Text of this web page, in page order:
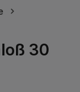
30